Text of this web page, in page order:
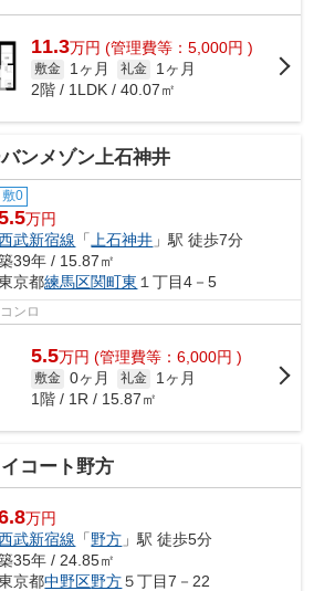
11.3万円 (管理費等：5,000円 )
敷金 1ヶ月 礼金
1ヶ月
2階 / 1LDK / 40.07㎡
ンメゾン上石神井
敷0
万円
武新宿線 「 上石神井 」駅 徒歩7分
39年 / 15.87㎡
京都練馬区関町東 １丁目4－5
ンロ
5.5万円 (管理費等：6,000円 )
敷金 0ヶ月 礼金
1ヶ月
1階 / 1R / 15.87㎡
コート野方
万円
武新宿線 「野方 」駅 徒歩5分
35年 / 24.85㎡
京都中野区野方５丁目7－22